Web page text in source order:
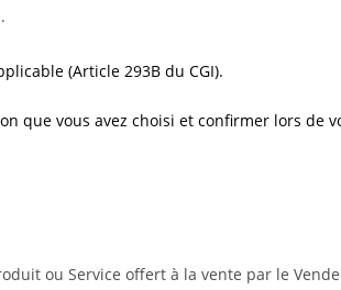
(Article 293B du CGI).
que vous avez choisi et confirmer lors
ou Service offert à la vente par le